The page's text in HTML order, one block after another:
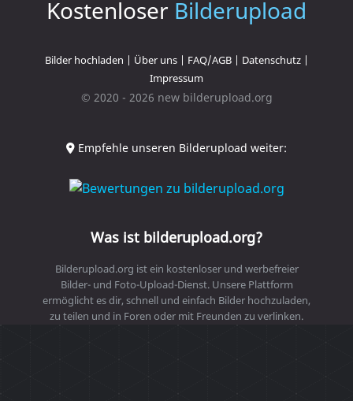
Kostenloser Bilderupload
Bilder hochladen | Über uns| FAQ/AGB| Datenschutz|
Impressum
© 2020 - 2026 new bilderupload.org
Empfehle unseren Bilderupload weiter:
Was ist bilderupload.org?
Bilderupload.org ist ein kostenloser und werbefreier
Bilder- und Foto-Upload-Dienst. Unsere Plattform
ermöglicht es dir, schnell und einfach Bilder hochzuladen,
zu teilen und in Foren oder mit Freunden zu verlinken.